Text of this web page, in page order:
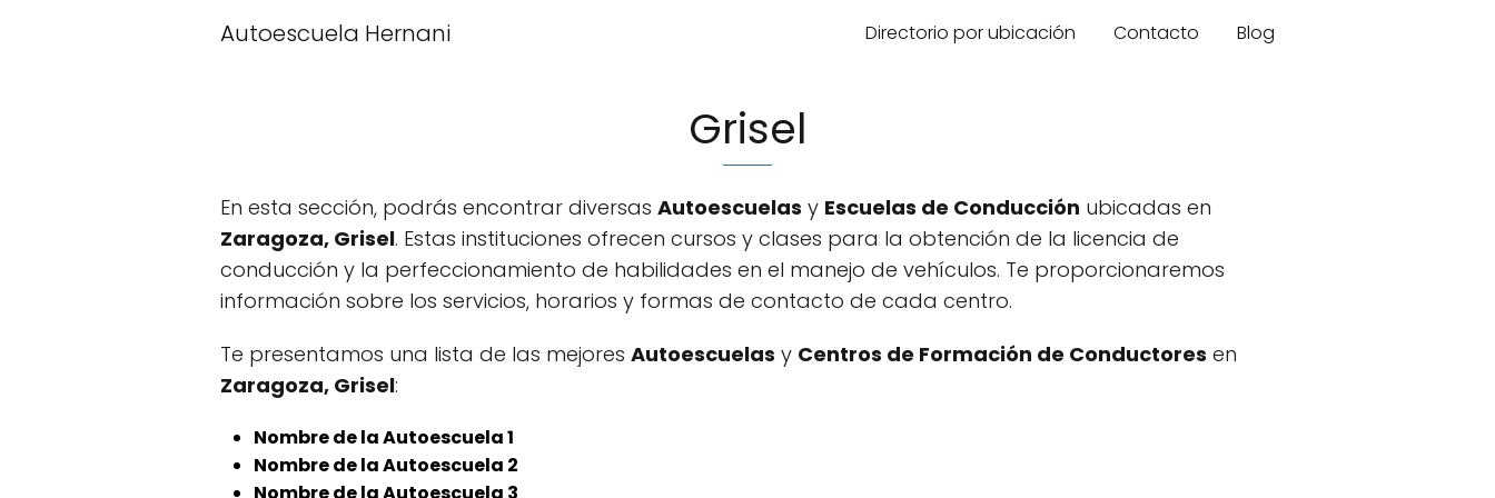
Autoescuela Hernani Directorio por ubicación Contacto Blog
Grisel
En esta sección, podrás encontrar diversas Autoescuelas y Escuelas de Conducción ubicadas en
Zaragoza, Grisel. Estas instituciones ofrecen cursos y clases para la obtención de la licencia de
conducción y la perfeccionamiento de habilidades en el manejo de vehículos. Te proporcionaremos
información sobre los servicios, horarios y formas de contacto de cada centro.
Te presentamos una lista de las mejores Autoescuelas y Centros de Formación de Conductores en
Zaragoza, Grisel:
Nombre de la Autoescuela 1
Nombre de la Autoescuela 2